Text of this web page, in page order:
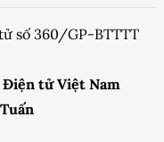
số 360/GP-BTTTT
tử Việt Nam